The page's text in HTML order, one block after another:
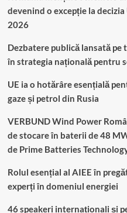
devenind o excepție la
2026
Dezbatere publică lansată
în strategia națională pentru
UE ia o hotărâre esențială
gaze și petrol din Rusia
VERBUND Wind Power
de stocare în baterii de 48
de Prime Batteries
Rolul esențial al AIEE în
experți în domeniul energiei
46 speakeri internaționali și